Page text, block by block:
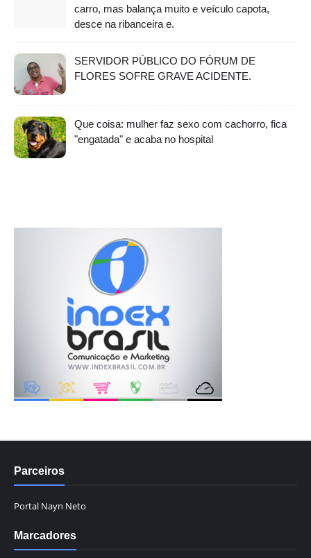
carro, mas balança muito e veículo capota,
desce na ribanceira e.
SERVIDOR PÚBLICO DO FÓRUM DE
FLORES SOFRE GRAVE ACIDENTE.
Que coisa: mulher faz sexo com cachorro, fica
"engatada" e acaba no hospital
Parceiros
Portal Nayn Neto
Marcadores